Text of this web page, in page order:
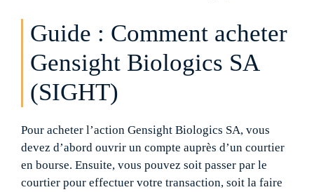
Guide : Comment acheter
Gensight Biologics SA
(SIGHT)
Pour acheter l’action Gensight Biologics SA, vous
devez d’abord ouvrir un compte auprès d’un courtier
en bourse. Ensuite, vous pouvez soit passer par le
courtier pour effectuer votre transaction, soit la faire